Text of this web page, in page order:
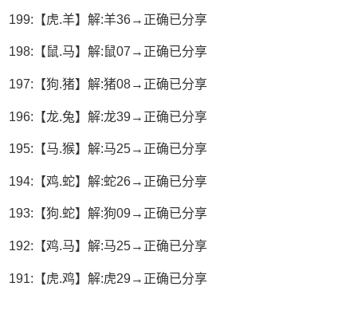
199:【虎.羊】解:羊36→正确已分享
198:【鼠.马】解:鼠07→正确已分享
197:【狗.猪】解:猪08→正确已分享
196:【龙.兔】解:龙39→正确已分享
195:【马.猴】解:马25→正确已分享
194:【鸡.蛇】解:蛇26→正确已分享
193:【狗.蛇】解:狗09→正确已分享
192:【鸡.马】解:马25→正确已分享
191:【虎.鸡】解:虎29→正确已分享